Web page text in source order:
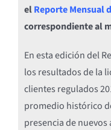
elReporte Mensual
correspondiente al
En esta edición del
los resultados de la
clientes regulados
promedio histórico
presencia de